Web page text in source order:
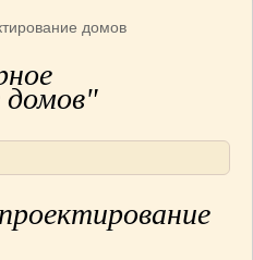
домов
домов"